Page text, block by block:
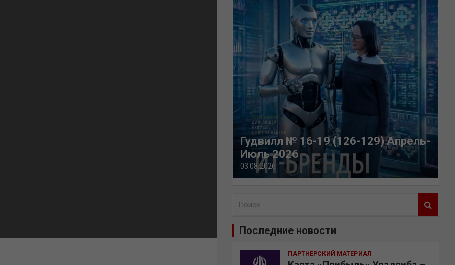
Гудвилл № 16-19 (126-129) Апрель-
Июль 2026
03.08.2026
Последние новости
ПАРТНЕРСКИЙ МАТЕРИАЛ